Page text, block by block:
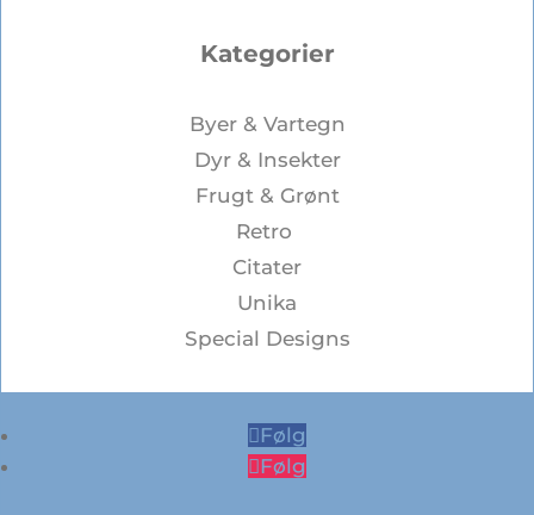
Kategorier
Byer & Vartegn
Dyr & Insekter
Frugt & Grønt
Retro
Citater
Unika
Special Designs
Følg
Følg